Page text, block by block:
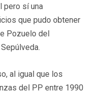
pero sí una
que pudo obtener
Pozuelo del
al igual que los
del PP entre 1990